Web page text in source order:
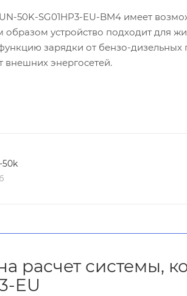
50K-SG01HP3-EU-BM4 имеет
образом устройство подходит для
зарядки от бензо-дизельных
внешних энергосетей.
50k
расчет системы,
EU